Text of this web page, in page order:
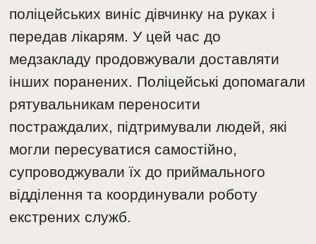
поліцейських виніс дівчинку на руках і
передав лікарям. У цей час до
медзакладу продовжували доставляти
інших поранених. Поліцейські допомагали
рятувальникам переносити
постраждалих, підтримували людей, які
могли пересуватися самостійно,
супроводжували їх до приймального
відділення та координували роботу
екстрених служб.